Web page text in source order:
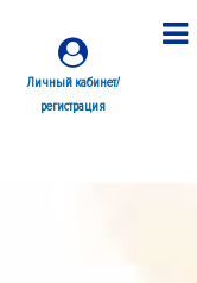
Личный кабинет/
регистрация